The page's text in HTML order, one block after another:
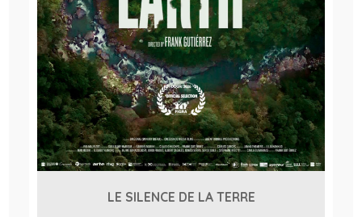
LE SILENCE DE LA TERRE